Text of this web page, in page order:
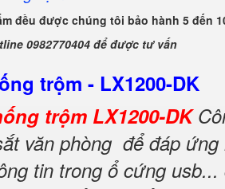
đều được chúng tôi bảo hành 5 đến
0982770404 để được tư vấn
trộm - LX1200-DK
trộm LX1200-DK
văn phòng để đáp
tin trong ổ cứng